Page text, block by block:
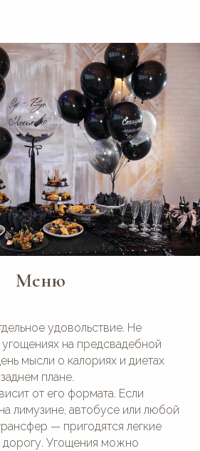
Меню
удовольствие. Не
угощениях на предсвадебной
мысли о калориях и диетах
плане.
от его формата. Если
лимузине, автобусе или любой
— пригодятся легкие
дорогу. Угощения можно